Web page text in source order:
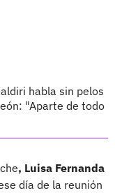
habla sin pelos
"Aparte de todo
, Luisa Fernanda
día de la reunión